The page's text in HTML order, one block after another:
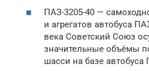
ПАЗ-3205-40 —
и агрегатов автобуса
века Советский Союз
значительные объёмы
шасси на базе автобуса